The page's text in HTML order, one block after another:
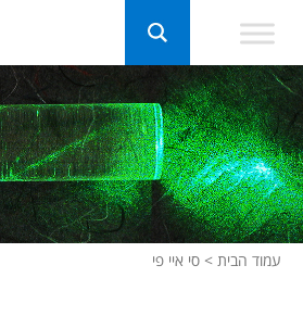
עמוד הבית > סי איי פי